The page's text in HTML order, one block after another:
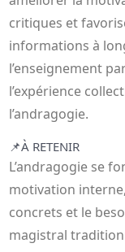
critiques et
informations à
l’enseignement
l’expérience
l’andragogie.
📌À RETENIR
L’andragogie se
motivation
concrets et le
magistral